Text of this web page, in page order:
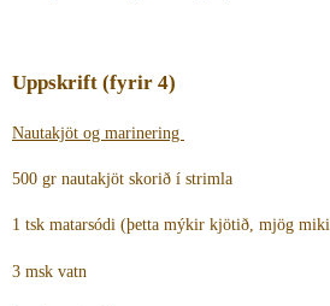
Uppskrift (fyrir 4)
Nautakjöt og marinering
500 gr nautakjöt skorið í strimla
1 tsk matarsódi (þetta mýkir kjötið, mjög
3 msk vatn